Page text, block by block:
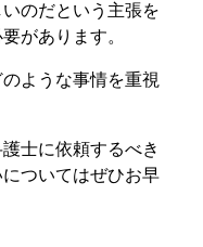
のだという主張を
があります。
ような事情を重視
士に依頼するべき
ついてはぜひお早